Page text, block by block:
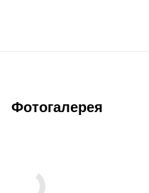
Фотогалерея